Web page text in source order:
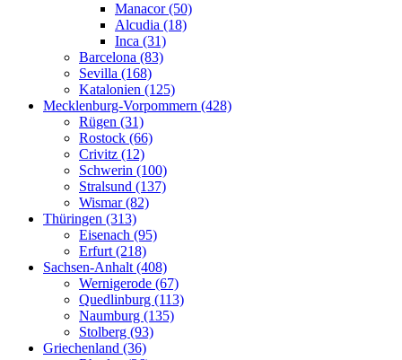
Manacor (50)
Alcudia (18)
Inca (31)
Barcelona (83)
Sevilla (168)
Katalonien (125)
Mecklenburg-Vorpommern (428)
Rügen (31)
Rostock (66)
Crivitz (12)
Schwerin (100)
Stralsund (137)
Wismar (82)
Thüringen (313)
Eisenach (95)
Erfurt (218)
Sachsen-Anhalt (408)
Wernigerode (67)
Quedlinburg (113)
Naumburg (135)
Stolberg (93)
Griechenland (36)